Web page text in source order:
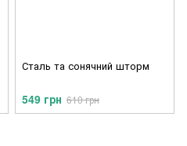
Сталь та сонячний шторм
549 грн 610 грн